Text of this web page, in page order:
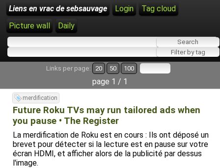
Liens en vrac de sebsauvage Login
Tag cloud
Picture wall
Daily
Links per page: 20 50 100
page 1 / 1
merdification
Future Roku TVs may run tailored ads when
you pause • The Register
La merdification de Roku est en cours : Ils ont déposé un
brevet pour détecter si la lecture est en pause sur votre
écran HDMI, et afficher alors de la publicité par dessus
l'image.